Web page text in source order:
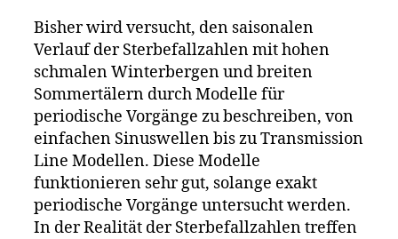
Bisher wird versucht, den saisonalen
Verlauf der Sterbefallzahlen mit hohen
schmalen Winterbergen und breiten
Sommertälern durch Modelle für
periodische Vorgänge zu beschreiben, von
einfachen Sinuswellen bis zu Transmission
Line Modellen. Diese Modelle
funktionieren sehr gut, solange exakt
periodische Vorgänge untersucht werden.
In der Realität der Sterbefallzahlen treffen